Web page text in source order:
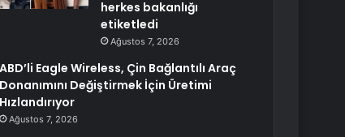
herkes bakanlığı
etiketledi
Ağustos 7, 2026
ABD’li Eagle Wireless, Çin Bağlantılı Araç
Donanımını Değiştirmek İçin Üretimi
Hızlandırıyor
Ağustos 7, 2026